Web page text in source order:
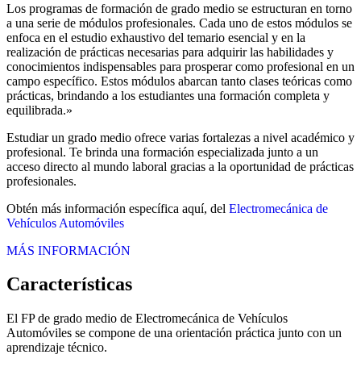
Los programas de formación de grado medio se estructuran en torno
a una serie de módulos profesionales. Cada uno de estos módulos se
enfoca en el estudio exhaustivo del temario esencial y en la
realización de prácticas necesarias para adquirir las habilidades y
conocimientos indispensables para prosperar como profesional en un
campo específico. Estos módulos abarcan tanto clases teóricas como
prácticas, brindando a los estudiantes una formación completa y
equilibrada.»
Estudiar un grado medio ofrece varias fortalezas a nivel académico y
profesional. Te brinda una formación especializada junto a un
acceso directo al mundo laboral gracias a la oportunidad de prácticas
profesionales.
Obtén más información específica aquí, del Electromecánica de
Vehículos Automóviles
MÁS INFORMACIÓN
Características
El FP de grado medio de Electromecánica de Vehículos
Automóviles se compone de una orientación práctica junto con un
aprendizaje técnico.